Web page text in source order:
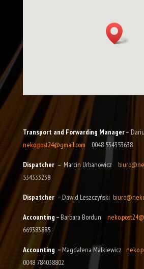
Transport and Forwarding Manager–
neko.post24@gmail.com 0048 534353638
Dispatcher– Marcin Urbanowicz
534333238
Dispatcher– Dawid Leszczyński
Accounting – Barbara Bordun
669383885
Accounting – Magdalena Małkiewicz
0048 784038802